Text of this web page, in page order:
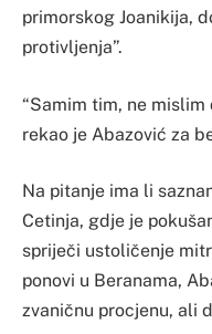
primorskog Joanikija,
protivljenja”.
“Samim tim, ne
rekao je Abazović za
Na pitanje ima li
Cetinja, gdje je
spriječi ustoličenje
ponovi u Beranama,
zvaničnu procjenu, ali